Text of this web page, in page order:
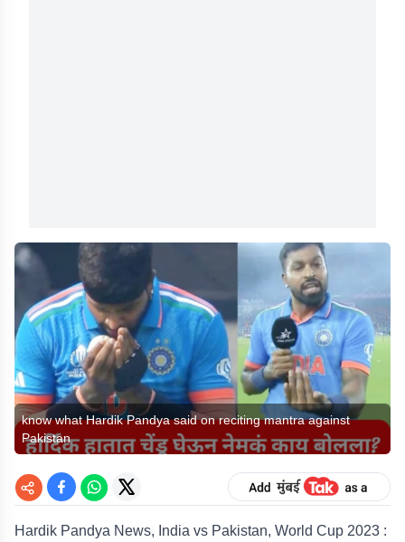
know what Hardik Pandya said on reciting mantra against
Pakistan
Hardik Pandya News, India vs Pakistan, World Cup 2023 :